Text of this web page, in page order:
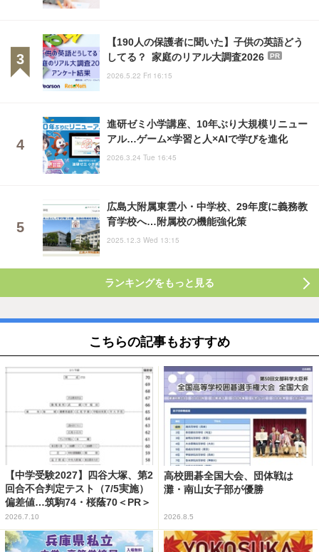
【190人の保護者に聞いた】子供の英語どう
してる？ 家庭のリアル大調査2026
PR
2026.5.22 Fri 16:15
進研ゼミ小学講座、10年ぶり大規模リニュー
アル…ゲーム×学習と人×AIで学びを進化
2026.3.24 Tue 16:45
広島大附属東雲小・中学校、29年度に義務教
育学校へ…附属校の機能強化策
2025.12.3 Wed 13:15
ランキングをもっと見る
こちらの記事もおすすめ
【中学受験2027】四谷大塚、第2
回合不合判定テスト（7/5実施）
偏差値…筑駒74・桜蔭70＜PR＞
2026.7.10
高校囲碁全国大会、団体戦は
灘・南山女子部が優勝
2026.8.5